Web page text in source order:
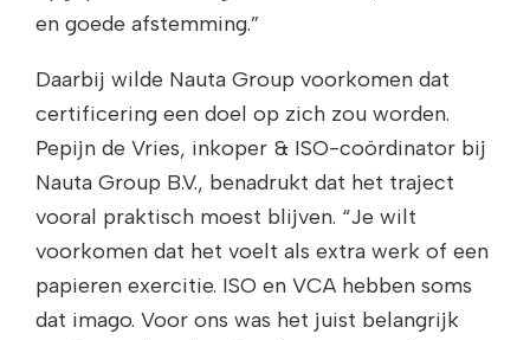
en goede afstemming.”
Daarbij wilde Nauta Group voorkomen dat
certificering een doel op zich zou worden.
Pepijn de Vries, inkoper & ISO-coördinator bij
Nauta Group B.V., benadrukt dat het traject
vooral praktisch moest blijven. “Je wilt
voorkomen dat het voelt als extra werk of een
papieren exercitie. ISO en VCA hebben soms
dat imago. Voor ons was het juist belangrijk